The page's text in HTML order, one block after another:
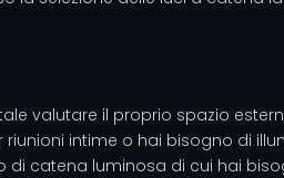
valutare il proprio spazio
intime o hai bisogno di
di catena luminosa di cui hai